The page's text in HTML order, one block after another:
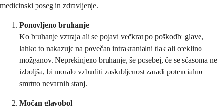
medicinski poseg in zdravljenje.
Ponovljeno bruhanje
Ko bruhanje vztraja ali se pojavi večkrat po poškodbi glave,
lahko to nakazuje na povečan intrakranialni tlak ali oteklino
možganov. Neprekinjeno bruhanje, še posebej, če se sčasoma ne
izboljša, bi moralo vzbuditi zaskrbljenost zaradi potencialno
smrtno nevarnih stanj.
Močan glavobol